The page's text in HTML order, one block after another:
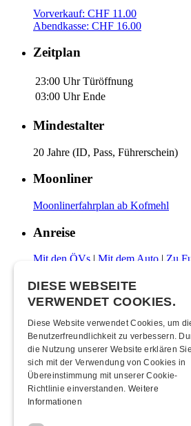
Vorverkauf: CHF 11.00
Abendkasse: CHF 16.00
Zeitplan
23:00 Uhr Türöffnung
03:00 Uhr Ende
Mindestalter
20 Jahre (ID, Pass, Führerschein)
Moonliner
Moonlinerfahrplan ab Kofmehl
Anreise
Mit den ÖVs | Mit dem Auto | Zu
Zahlungsarten
Die Kulturfabrik Kofmehl ist
gängigen Debit- & Kreditkarten
Wer über kein digitales
Abendkasse ein Kofmehl-Wallet in
kostenlos beziehen und diese mit
Übernachten
DIESE WEBSEITE
VERWENDET COOKIES.
Diese Website verwendet Cookies, um
Benutzerfreundlichkeit zu verbessern.
die Nutzung unserer Website erklären Sie
sich mit der Verwendung von Cookies in
Übereinstimmung mit unserer Cookie-
Richtlinie einverstanden. Weitere
Informationen